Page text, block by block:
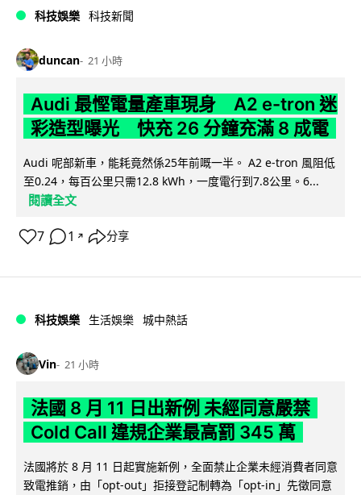
科技娛樂 科技新聞
duncan 21 小時
Audi 最慳電量產車現身 A2 e-tron 迷
彩造型曝光 快充 26 分鐘充滿 8 成電
Audi 呢部新車，能耗竟然係25年前嘅一半。 A2 e-tron 風阻低
至0.24，每百公里只需12.8 kWh，一度電行到7.8公里。6...
閱讀全文
7 1 ↗ 分享
科技娛樂 生活娛樂 城中熱話
Vin 21 小時
法國 8 月 11 日出新例 未經同意嚴禁
Cold Call 違規企業最高罰 345 萬
法國將於 8 月 11 日起實施新例，全面禁止企業未經消費者同意
致電推銷，由「opt-out」拒接登記制轉為「opt-in」先徵同意